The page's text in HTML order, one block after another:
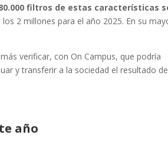
filtros de estas características
2 millones para el año 2025. En su
verificar, con On Campus, que podría
y transferir a la sociedad el resultado de
año